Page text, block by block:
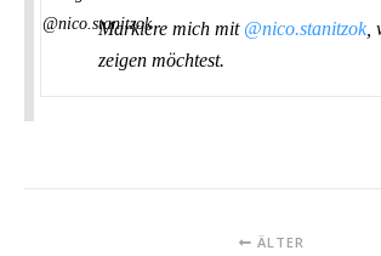
Markiere mich mit @nico.stanitzok,
zeigen möchtest.
ÄLTER